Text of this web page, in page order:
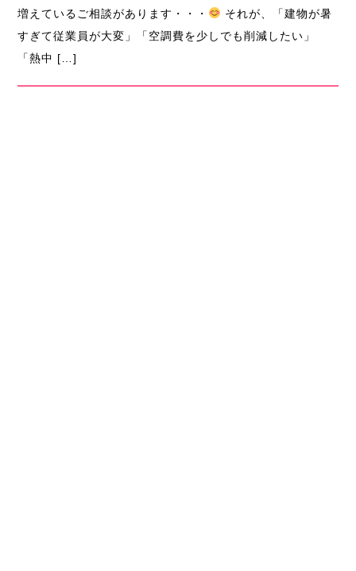
増えているご相談があります・・・
それが、「建物が暑
すぎて従業員が大変」「空調費を少しでも削減したい」
「熱中 […]